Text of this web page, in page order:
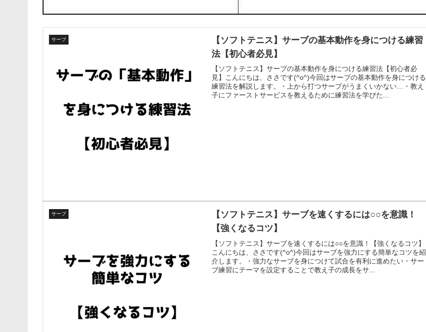
サーブ
【ソフトテニス】サーブの基本動作を身につける練習
法【初心者必見】
【ソフトテニス】サーブの基本動作を身につける練習法【初心者必
見】こんにちは、ささです(^o^)今回はサーブの基本動作を身につける
練習法を解説します。・上から打つサーブがうまくいかない…・教え
子にファーストサービスを教えるために練習法を学びた...
サーブ
【ソフトテニス】サーブを速くするには○○を意識！
【強くなるコツ】
【ソフトテニス】サーブを速くするには○○を意識！【強くなるコツ】
こんにちは、ささです(^o^)今回はサーブを強力にする簡単なコツを紹
介します。・強力なサーブを身につけて試合を有利に進めたい・サー
ブ練習にテーマを設定することで教え子の成長をサ...